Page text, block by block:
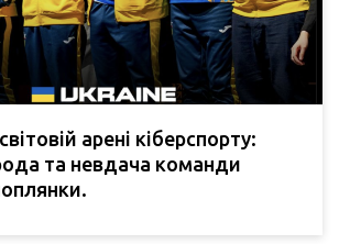
арені кіберспорту:
та невдача команди